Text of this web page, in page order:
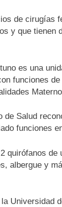
de cirugías
y que tienen
es una
funciones
Salud
funciones
quirófanos
albergue y
Universidad